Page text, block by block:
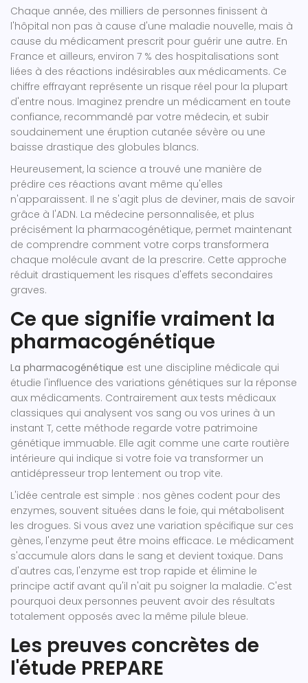
Chaque année, des milliers de personnes finissent à
l'hôpital non pas à cause d'une maladie nouvelle, mais à
cause du médicament prescrit pour guérir une autre. En
France et ailleurs, environ 7 % des hospitalisations sont
liées à des réactions indésirables aux médicaments. Ce
chiffre effrayant représente un risque réel pour la plupart
d'entre nous. Imaginez prendre un médicament en toute
confiance, recommandé par votre médecin, et subir
soudainement une éruption cutanée sévère ou une
baisse drastique des globules blancs.
Heureusement, la science a trouvé une manière de
prédire ces réactions avant même qu'elles
n'apparaissent. Il ne s'agit plus de deviner, mais de savoir
grâce à l'ADN. La médecine personnalisée, et plus
précisément la pharmacogénétique, permet maintenant
de comprendre comment votre corps transformera
chaque molécule avant de la prescrire. Cette approche
réduit drastiquement les risques d'effets secondaires
graves.
Ce que signifie vraiment la
pharmacogénétique
La pharmacogénétique est une discipline médicale qui
étudie l'influence des variations génétiques sur la réponse
aux médicaments. Contrairement aux tests médicaux
classiques qui analysent vos sang ou vos urines à un
instant T, cette méthode regarde votre patrimoine
génétique immuable. Elle agit comme une carte routière
intérieure qui indique si votre foie va transformer un
antidépresseur trop lentement ou trop vite.
L'idée centrale est simple : nos gènes codent pour des
enzymes, souvent situées dans le foie, qui métabolisent
les drogues. Si vous avez une variation spécifique sur ces
gènes, l'enzyme peut être moins efficace. Le médicament
s'accumule alors dans le sang et devient toxique. Dans
d'autres cas, l'enzyme est trop rapide et élimine le
principe actif avant qu'il n'ait pu soigner la maladie. C'est
pourquoi deux personnes peuvent avoir des résultats
totalement opposés avec la même pilule bleue.
Les preuves concrètes de
l'étude PREPARE